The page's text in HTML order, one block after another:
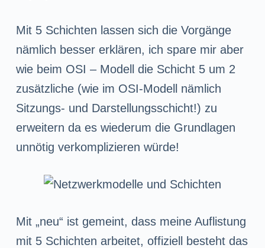
Mit 5 Schichten lassen sich die Vorgänge
nämlich besser erklären, ich spare mir aber
wie beim OSI – Modell die Schicht 5 um 2
zusätzliche (wie im OSI-Modell nämlich
Sitzungs- und Darstellungsschicht!) zu
erweitern da es wiederum die Grundlagen
unnötig verkomplizieren würde!
Mit „neu“ ist gemeint, dass meine Auflistung
mit 5 Schichten arbeitet, offiziell besteht das